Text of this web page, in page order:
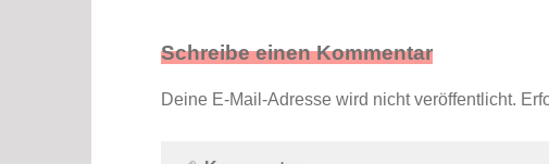
Schreibe einen Kommentar
Deine E-Mail-Adresse wird nicht veröffentlicht.